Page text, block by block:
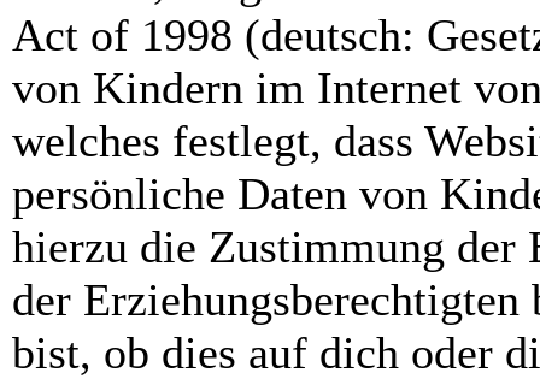
Act of 1998 (deutsch:
von Kindern im Internet
welches festlegt, dass
persönliche Daten von
hierzu die Zustimmung der
der
bist, ob dies auf dich oder